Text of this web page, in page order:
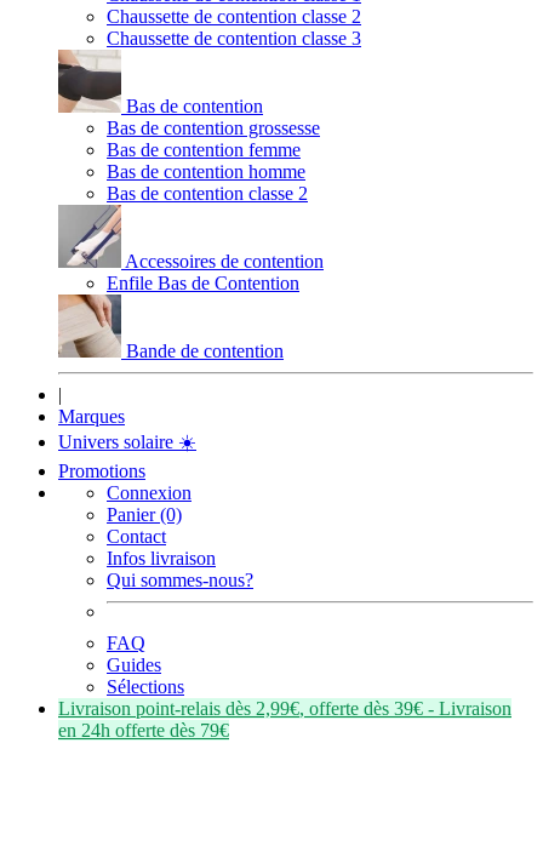
Chaussette de contention classe 2
Chaussette de contention classe 3
Bas de contention
Bas de contention grossesse
Bas de contention femme
Bas de contention homme
Bas de contention classe 2
Accessoires de contention
Enfile Bas de Contention
Bande de contention
|
Marques
Univers solaire ☀️
Promotions
Connexion
Panier (0)
Contact
Infos livraison
Qui sommes-nous?
FAQ
Guides
Sélections
Livraison point-relais dès 2,99€, offerte dès 39€ - Livraison
en 24h offerte dès 79€